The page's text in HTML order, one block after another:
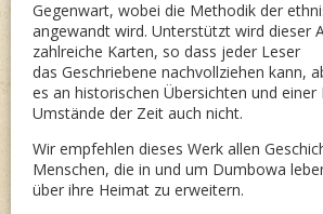
Gegenwart, wobei die Methodik der
angewandt wird. Unterstützt wird dieser
zahlreiche Karten, so dass jeder Leser
das Geschriebene nachvollziehen kann,
es an historischen Übersichten und einer
Umstände der Zeit auch nicht.
Wir empfehlen dieses Werk allen
Menschen, die in und um Dumbowa
über ihre Heimat zu erweitern.